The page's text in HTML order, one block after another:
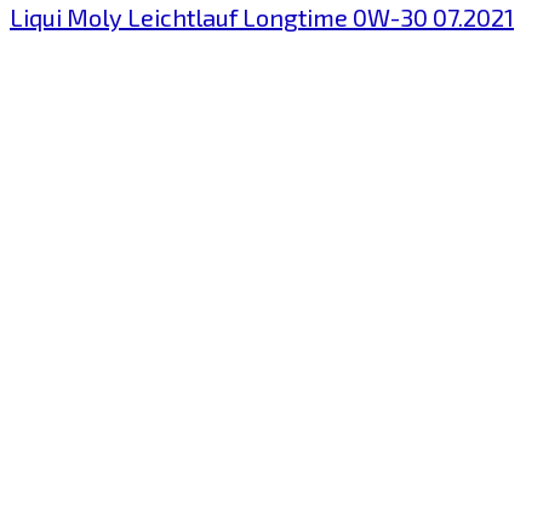
Liqui Moly Leichtlauf Longtime 0W-30 07.2021